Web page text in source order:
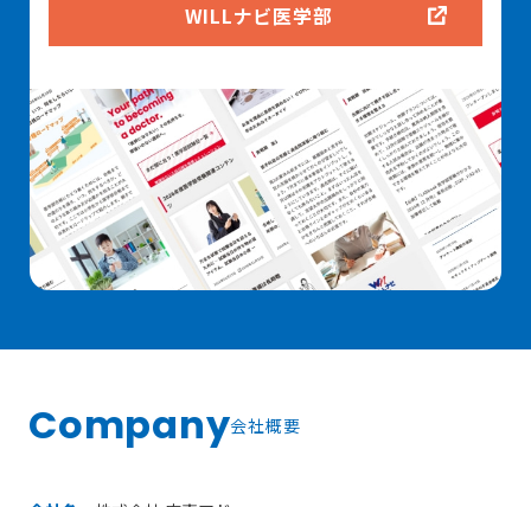
WILLナビ医学部
Company会社概要